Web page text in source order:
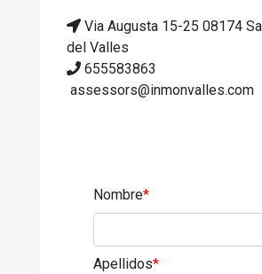
Via Augusta 15-25 08174
del Valles
655583863
assessors@inmonvalles.com
Nombre*
Apellidos*